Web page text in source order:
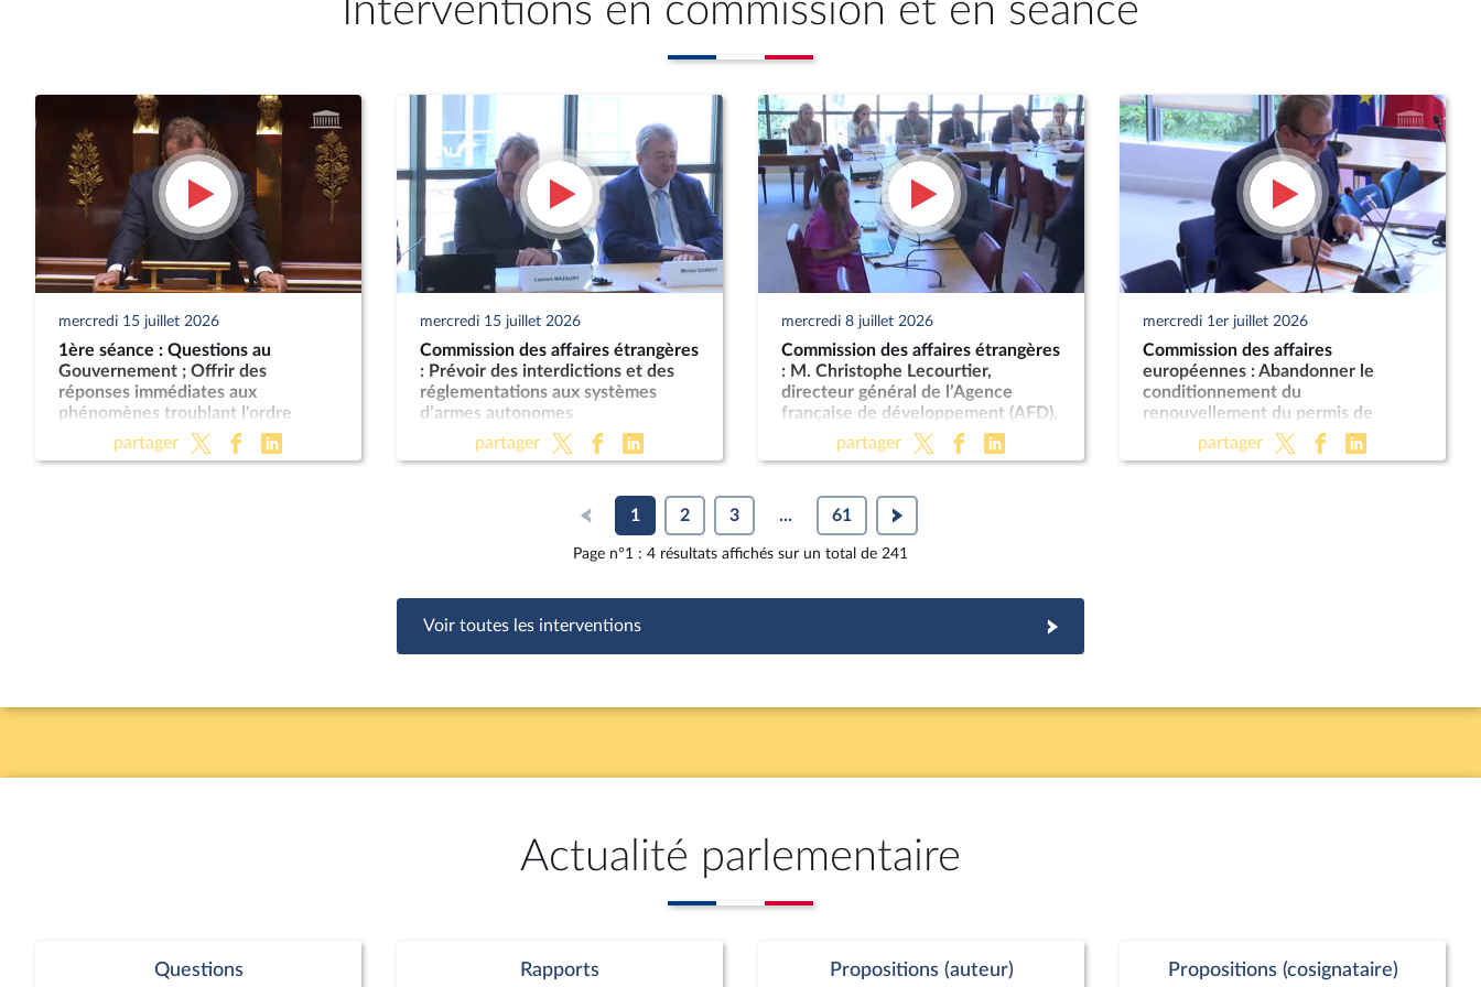
Interventions en commission et en séance
mercredi 15 juillet 2026
1ère séance : Questions au
Gouvernement ; Offrir des
réponses immédiates aux
phénomènes troublant l'ordre
public (suite) (vote solennel) ; Fin de
vie (lecture définitive) ; Protection
partager
mercredi 15 juillet 2026
Commission des affaires étrangères
: Prévoir des interdictions et des
réglementations aux systèmes
d’armes autonomes
partager
mercredi 8 juillet 2026
Commission des affaires étrangères
: M. Christophe Lecourtier,
directeur général de l’Agence
française de développement (AFD),
sur les activités et les perspectives
du groupe AFD
partager
mercredi 1er juillet 2026
Commission des affaires
européennes : Abandonner le
conditionnement du
renouvellement du permis de
conduire à une visite médicale
obligatoire ; Impacts des produits
partager
1 2 3 ... 61
Page n°1 : 4 résultats affichés sur un total de 241
Voir toutes les interventions
Actualité parlementaire
Questions Rapports Propositions (auteur) Propositions (cosignataire)